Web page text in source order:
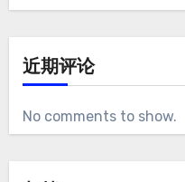
近期评论
No comments to show.